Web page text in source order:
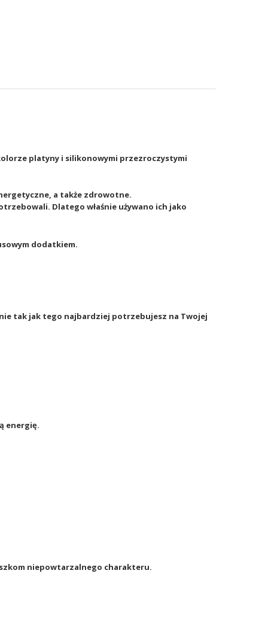
platyny i silikonowymi przezroczystymi
a także zdrowotne.
Dlatego właśnie używano ich jako
dodatkiem.
tak jak tego najbardziej potrzebujesz na Twojej
energię.
niepowtarzalnego charakteru.